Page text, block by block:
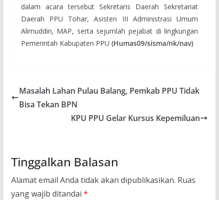
dalam acara tersebut Sekretaris Daerah Sekretariat
Daerah PPU Tohar, Asisten III Administrasi Umum
Alimuddin, MAP, serta sejumlah pejabat di lingkungan
Pemerintah Kabupaten PPU (Humas09/sisma/nk/nav)
Masalah Lahan Pulau Balang, Pemkab PPU Tidak
Bisa Tekan BPN
KPU PPU Gelar Kursus Kepemiluan
Tinggalkan Balasan
Alamat email Anda tidak akan dipublikasikan. Ruas
yang wajib ditandai *